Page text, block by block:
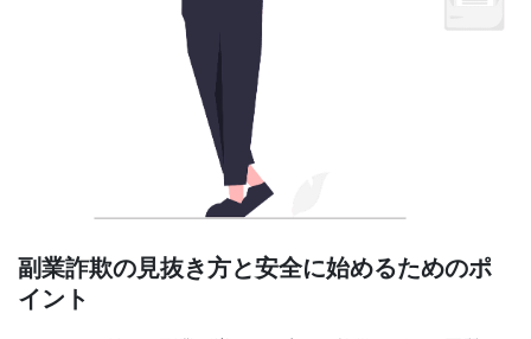
副業詐欺の見抜き方と安全に始めるためのポ
イント